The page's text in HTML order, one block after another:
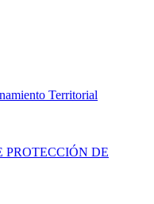
Territorial
DE